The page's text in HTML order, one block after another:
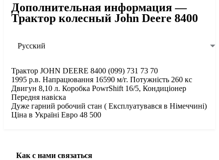
Дополнительная информация —
Трактор колесный John Deere 8400
Русский
Трактор JOHN DEERE 8400 (099) 731 73 70
1995 р.в. Напрацювання 16590 м/г. Потужність 260 кс
Двигун 8,10 л. Коробка PowrShift 16/5, Кондиціонер
Передня навіска
Дуже гарний робочий стан ( Експлуатувався в Німеччині)
Ціна в Україні Евро 48 500
Как с нами связаться